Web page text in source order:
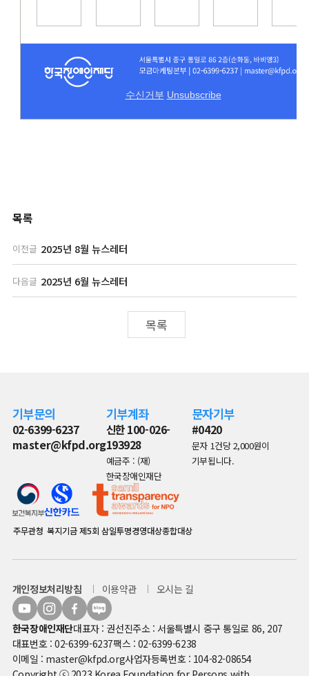
목록
이전글 2025년 8월 뉴스레터
다음글 2025년 6월 뉴스레터
목록
기부문의
02-6399-6237
master@kfpd.org
기부계좌
신한 100-026-
193928
예금주 : (재)
한국장애인재단
문자기부
#0420
문자 1건당 2,000원이
기부됩니다.
주무관청 복지기금제5회 삼일투명경영대상종합대상
개인정보처리방침 이용약관 오시는 길
한국장애인재단대표자 : 권선진주소 : 서울특별시 중구 통일로 86, 207
대표번호 : 02-6399-6237팩스 : 02-6399-6238
이메일 : master@kfpd.org사업자등록번호 : 104-82-08654